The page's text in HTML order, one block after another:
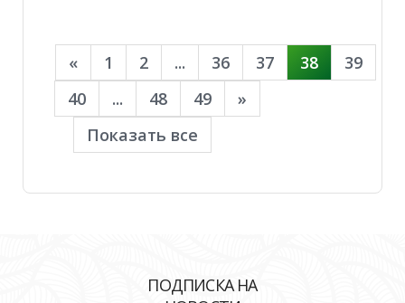
« 1 2 ... 36 37 38
39
40
... 48 49
»
Показать все
ПОДПИСКА НА